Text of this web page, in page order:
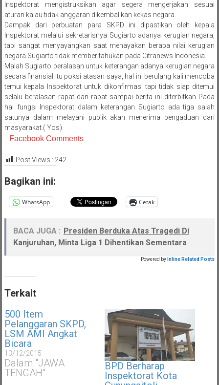
Inspektorat mengistruksikan agar segera mengerjakan sesuai
aturan kalau tidak anggaran dikembalikan kekas negara.
Dampak dari perbuatan para SKPD ini dipastikan oleh kepala
Inspektorat melalui sekretarisnya Sugiarto adanya kerugian negara,
tapi sangat menyayangkan saat menayakan berapa nilai kerugian
negara Sugiarto tidak memberitahukan pada Citranews Indonesia.
Malah Sugiarto beralasan untuk keterangan adanya kerugian negara
secara finansial itu poksi atasan saya, hal ini berulang kali mencoba
temui kepala Inspektorat untuk dikonfirmasi tapi tidak siap ditemui
selalu beralasan rapat dan rapat sampai berita ini diterbitkan Pada
hal fungsi Inspektorat dalam keterangan Sugiarto ada tiga salah
satunya dalam melayani publik akan menerima pengaduan dari
masyarakat.( Yos).
Facebook Comments
Post Views : 242
Bagikan ini:
WhatsApp Cetak
BACA JUGA : Presiden Berduka Atas Tragedi Di
Kanjuruhan, Minta Liga 1 Dihentikan Sementara
Powered by Inline Related Posts
Terkait
500 Item
Pelanggaran SKPD,
LSM AMI Angkat
Bicara
13/12/2015
Dalam "JAWA
TENGAH"
BPD Berharap
Inspektorat Kota